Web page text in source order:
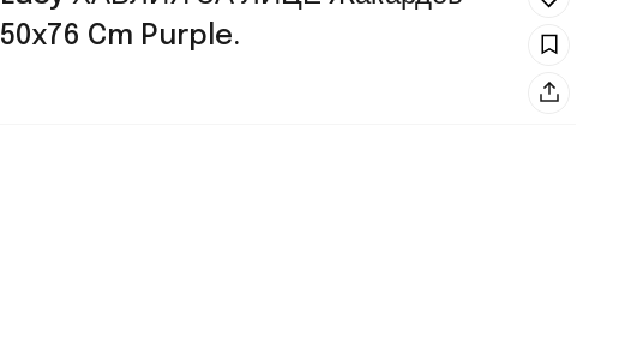
50x76 Cm Purple.